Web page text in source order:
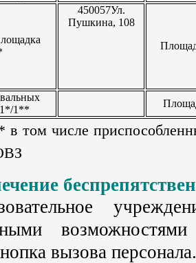
450057Ул.
Пушкина, 108
1**
том числе
вызова персонала.